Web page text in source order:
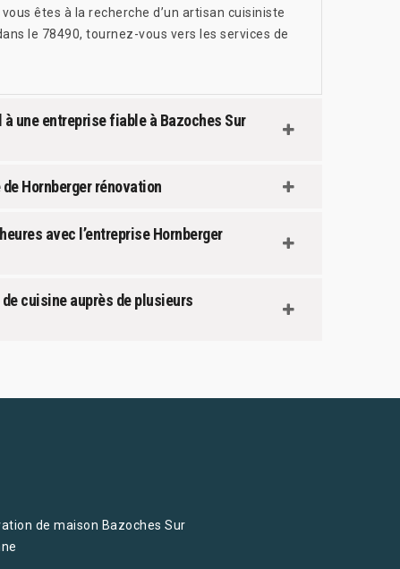
êtes à la recherche d’un artisan cuisiniste
le 78490, tournez-vous vers les services de
une entreprise fiable à Bazoches Sur
Hornberger rénovation
avec l’entreprise Hornberger
cuisine auprès de plusieurs
de maison Bazoches Sur